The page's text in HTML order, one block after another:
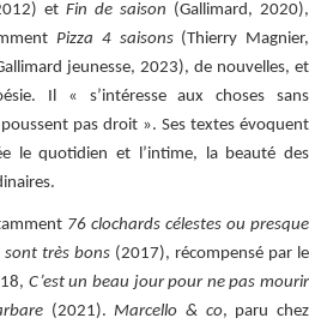
et Fin de saison (Gallimard, 2020),
Pizza 4 saisons(Thierry Magnier,
jeunesse, 2023), de nouvelles, et
Il « s’intéresse aux choses sans
pas droit ». Ses textes évoquent
le quotidien et l’intime, la beauté des
76 clochards célestes ou presque
sont très bons(2017), récompensé par le
C’est un beau jour pour ne pas mourir
(2021).Marcello & co, paru chez